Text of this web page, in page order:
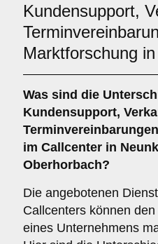
Kundensupport,
Marktforschung
Was sind die
Kundensupport,
Terminvereinbarungen
im Callcenter in
Oberhorbach?
Die angebotenen
Callcenters können
eines Unternehmens